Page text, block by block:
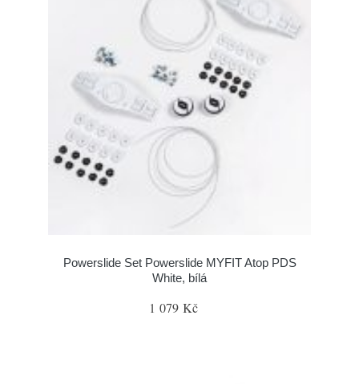
Powerslide Set Powerslide MYFIT Atop PDS
White, bílá
1 079 Kč